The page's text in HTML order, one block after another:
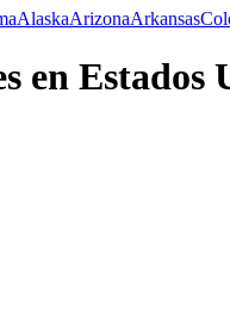
AlaskaArizonaArkansas
en Estados